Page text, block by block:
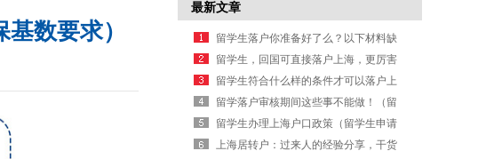
数要求）
最新文章
留学生落户你准备好了么？以下材料缺
一不可（北京留学生落户要求）
留学生，回国可直接落户上海，更厉害
了！（留学生上海落户）
留学生符合什么样的条件才可以落户上
海（深圳留学生落户政策）
留学落户审核期间这些事不能做！（留
学生北京落户审核被拒理由）
留学生办理上海户口政策（留学生申请
上海户口条件）
上海居转户：过来人的经验分享，干货